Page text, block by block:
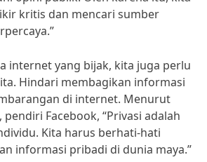
kritis dan mencari sumber
internet yang bijak, kita juga perlu
Hindari membagikan informasi
di internet. Menurut
Facebook, “Privasi adalah
Kita harus berhati-hati
informasi pribadi di dunia maya.”